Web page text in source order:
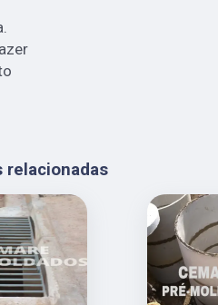
relacionadas